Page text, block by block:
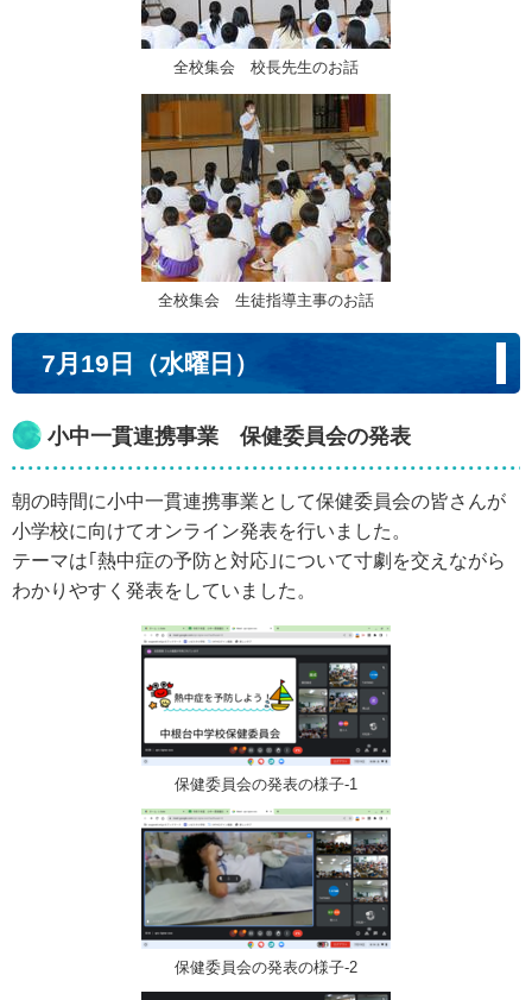
全校集会 校長先生のお話
全校集会 生徒指導主事のお話
7月19日（水曜日）
小中一貫連携事業 保健委員会の発表
朝の時間に小中一貫連携事業として保健委員会の皆さんが
小学校に向けてオンライン発表を行いました。
テーマは｢熱中症の予防と対応｣について寸劇を交えながら
わかりやすく発表をしていました。
保健委員会の発表の様子-1
保健委員会の発表の様子-2